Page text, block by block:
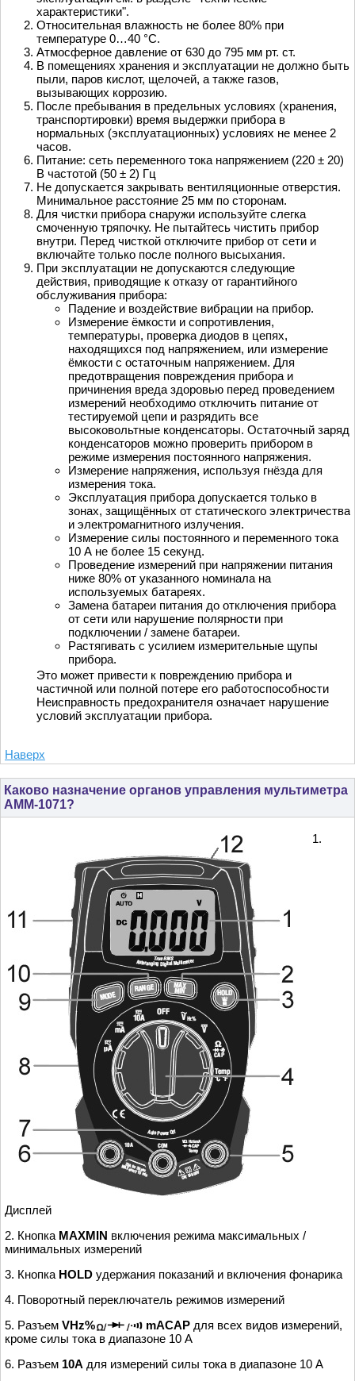
характеристики".
Относительная влажность не более 80% при
температуре 0…40 °С.
Атмосферное давление от 630 до 795 мм рт. ст.
В помещениях хранения и эксплуатации не должно быть
пыли, паров кислот, щелочей, а также газов,
вызывающих коррозию.
После пребывания в предельных условиях (хранения,
транспортировки) время выдержки прибора в
нормальных (эксплуатационных) условиях не менее 2
часов.
Питание: сеть переменного тока напряжением (220 ± 20)
В частотой (50 ± 2) Гц
Не допускается закрывать вентиляционные отверстия.
Минимальное расстояние 25 мм по сторонам.
Для чистки прибора снаружи используйте слегка
смоченную тряпочку. Не пытайтесь чистить прибор
внутри. Перед чисткой отключите прибор от сети и
включайте только после полного высыхания.
При эксплуатации не допускаются следующие
действия, приводящие к отказу от гарантийного
обслуживания прибора:
Падение и воздействие вибрации на прибор.
Измерение ёмкости и сопротивления,
температуры, проверка диодов в цепях,
находящихся под напряжением, или измерение
ёмкости с остаточным напряжением. Для
предотвращения повреждения прибора и
причинения вреда здоровью перед проведением
измерений необходимо отключить питание от
тестируемой цепи и разрядить все
высоковольтные конденсаторы. Остаточный заряд
конденсаторов можно проверить прибором в
режиме измерения постоянного напряжения.
Измерение напряжения, используя гнёзда для
измерения тока.
Эксплуатация прибора допускается только в
зонах, защищённых от статического электричества
и электромагнитного излучения.
Измерение силы постоянного и переменного тока
10 А не более 15 секунд.
Проведение измерений при напряжении питания
ниже 80% от указанного номинала на
используемых батареях.
Замена батареи питания до отключения прибора
от сети или нарушение полярности при
подключении / замене батареи.
Растягивать с усилием измерительные щупы
прибора.
Это может привести к повреждению прибора и
частичной или полной потере его работоспособности
Неисправность предохранителя означает нарушение
условий эксплуатации прибора.
Наверх
Каково назначение органов управления мультиметра
АММ-1071?
1.
Дисплей
2. Кнопка MAXMIN включения режима максимальных /
минимальных измерений
3. Кнопка HOLD удержания показаний и включения фонарика
4. Поворотный переключатель режимов измерений
5. Разъем VHz% mACAP для всех видов измерений,
кроме силы тока в диапазоне 10 А
6. Разъем 10А для измерений силы тока в диапазоне 10 А